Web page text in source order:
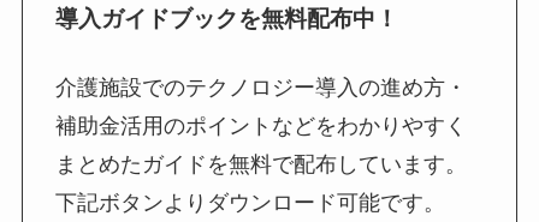
導入ガイドブックを無料配布中！
介護施設でのテクノロジー導入の進め方・
補助金活用のポイントなどをわかりやすく
まとめたガイドを無料で配布しています。
下記ボタンよりダウンロード可能です。